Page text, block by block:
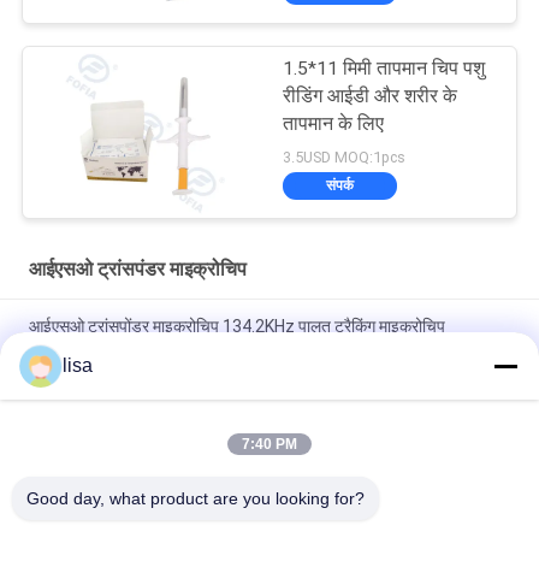
1.5*11 मिमी तापमान चिप पशु
रीडिंग आईडी और शरीर के
तापमान के लिए
3.5USD MOQ:1pcs
संपर्क
आईएसओ ट्रांसपंडर माइक्रोचिप
आईएसओ ट्रांसपोंडर माइक्रोचिप 134.2KHz पालतू ट्रैकिंग माइक्रोचिप
एफडीएक्स-बी पशु माइक्रोचिप सिरिंज
आईएसओ मानक माइक्रोचिप आरएफआईडी टैग इंजेक्शन योग्य चिप्स पशु माइक्रोचिप
सिरिंज पशुधन माइक्रोचिप इंजेक्शन ट्रांसपोंडर के लिए
lisa
7:40 PM
Good day, what product are you looking for?